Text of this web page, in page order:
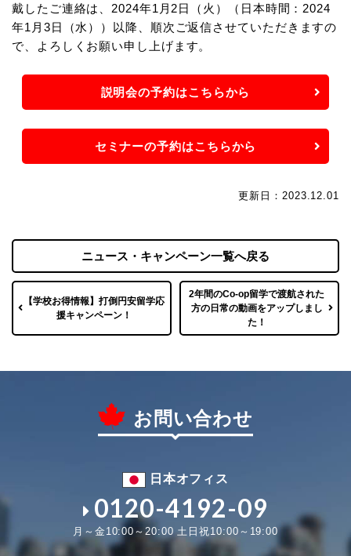
戴したご連絡は、2024年1月2日（火）（日本時間：2024
年1月3日（水））以降、順次ご返信させていただきますの
で、よろしくお願い申し上げます。
説明会の予約はこちらから
セミナーの予約はこちらから
更新日：2023.12.01
【学校お得情報】打倒円安留学応
援キャンペーン！
ニュース・キャンペーン一覧へ戻る
2年間のCo-op留学で渡航された
方の日常の動画をアップしまし
た！
お問い合わせ
日本オフィス
0120-4192-09
月～金10:00～20:00 土日祝10:00～19:00